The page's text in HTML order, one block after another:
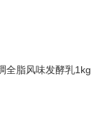
全脂风味发酵乳1kg